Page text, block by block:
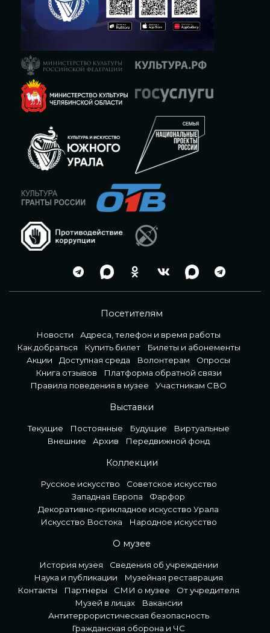
Посетителям
Новости
Адреса, телефон и время работы
Как добраться
Купить билет
Билеты и абонементы
Акции
Доступная среда Волонтерам
Опросы
Книга отзывов
Платформа обратной связи
Правила поведения в музее
Участникам СВО
Выставки
Текущие Постоянные Будущие
Виртуальные
Внешние
Архив Передвижной фонд
Коллекции
Русское искусство
Советское искусство
Западная Европа
Фарфор
Декоративно-прикладное искусство Урала
Искусство Востока
Народное искусство
О музее
История музея
Сведения об учреждении
Наука и публикации
Музейная реставрация
Контакты
Партнеры СМИ о музее
От учредителя
Музей в лицах
Вакансии
Антитеррористическая безопасность
Гражданская оборона и ЧС